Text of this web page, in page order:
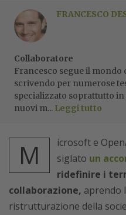
FRANCESCO
Collaboratore
Francesco segue il mondo
scrivendo per numerose
specializzato soprattutto
nuovi m... Leggi tutto
M
icrosoft e
siglato un
ridefinire i
collaborazione, aprendo
ristrutturazione della